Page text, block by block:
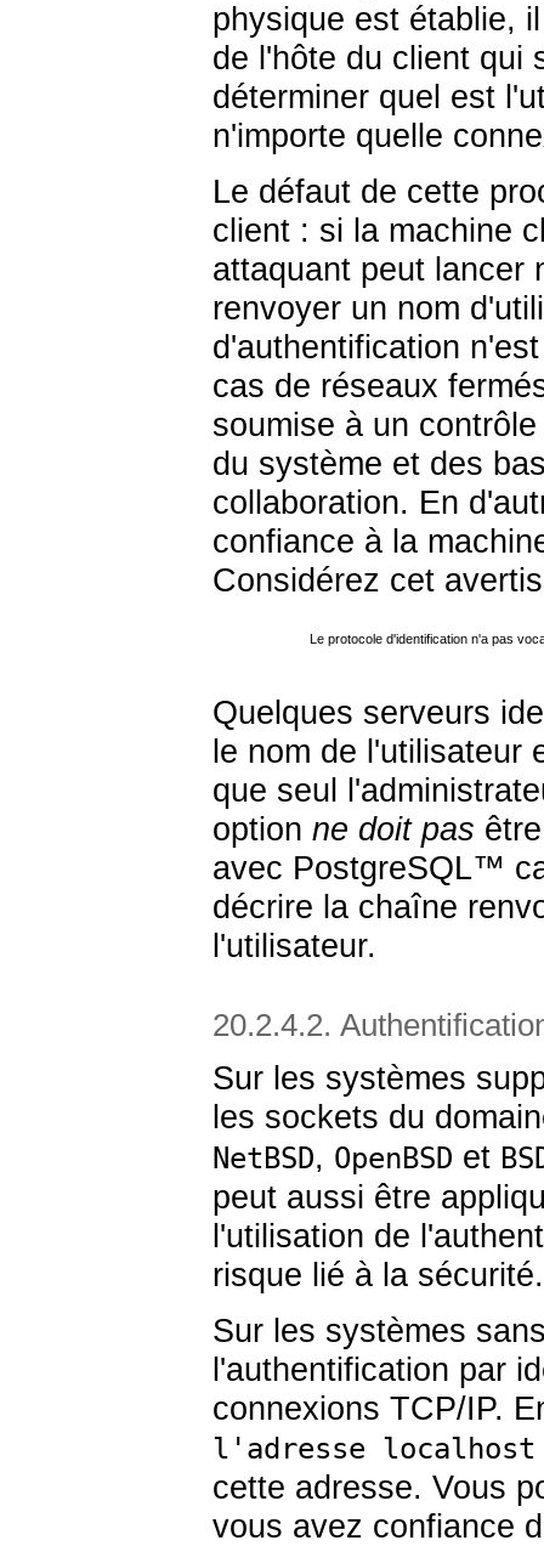
physique est établie,
de l'hôte du client qui
déterminer quel est
n'importe quelle
Le défaut de cette
client : si la machine
attaquant peut lancer
renvoyer un nom
d'authentification
cas de réseaux
soumise à un
du système et des
collaboration. En
confiance à la
Considérez cet
Le protocole d'identification n'a pas
Quelques serveurs
le nom de l'utilisateur
que seul
option ne doit pas
avec PostgreSQL™
décrire la chaîne
l'utilisateur.
20.2.4.2.
Sur les systèmes
les sockets du
NetBSD, OpenBSD et
peut aussi être
l'utilisation de
risque lié à la sécurité.
Sur les systèmes
l'authentification par
connexions TCP/IP.
l'adresse localhost
cette adresse. Vous
vous avez confiance